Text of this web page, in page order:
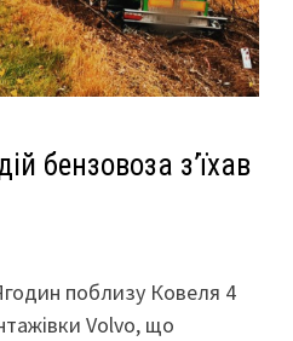
бензовоза з’їхав
поблизу Ковеля 4
Volvo, що